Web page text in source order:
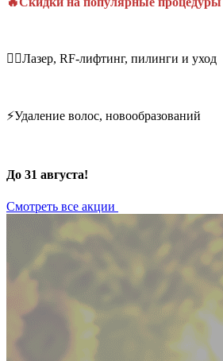
💆‍♀️Лазер, RF-лифтинг, пилинги и уход
⚡Удаление волос, новообразований
До 31 августа!
Смотреть все акции